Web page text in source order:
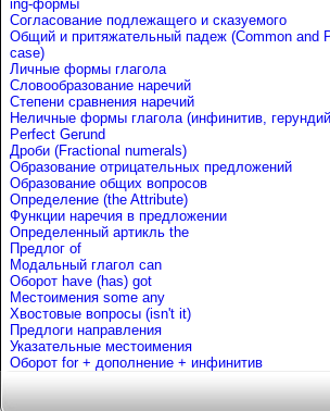
ing-формы
Согласование подлежащего и сказуемого
Общий и притяжательный падеж (Common and
case)
Личные формы глагола
Словообразование наречий
Степени сравнения наречий
Неличные формы глагола (инфинитив,
Perfect Gerund
Дроби (Fractional numerals)
Образование отрицательных предложений
Образование общих вопросов
Определение (the Attribute)
Функции наречия в предложении
Определенный артикль the
Предлог of
Mодальный глагол can
Оборот have (has) got
Местоимения some any
Хвостовые вопросы (isn't it)
Предлоги направления
Указательные местоимения
Оборот for + дополнение + инфинитив